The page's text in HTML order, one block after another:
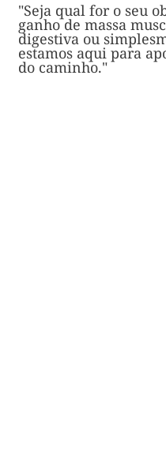
"Seja qual for o seu
ganho de massa
digestiva ou
estamos aqui para
do caminho."